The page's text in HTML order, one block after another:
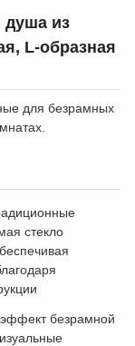
душа из
L-образная
для безрамных
стекло
безрамной